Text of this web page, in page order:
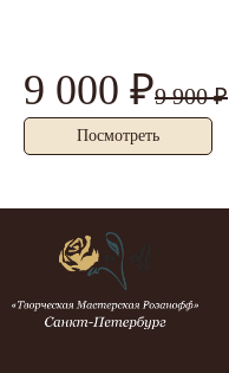
9 000 ₽9 900 ₽
Посмотреть